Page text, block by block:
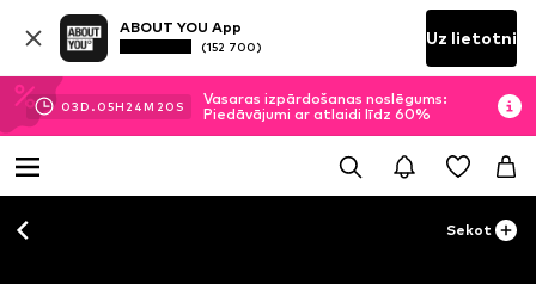
ABOUT YOU App
(152 700) Uz lietotni
03D. 05H 24M 19 S
Vasaras izpārdošanas noslēgums:
Piedāvājumi ar atlaidi līdz 60%
Sekot